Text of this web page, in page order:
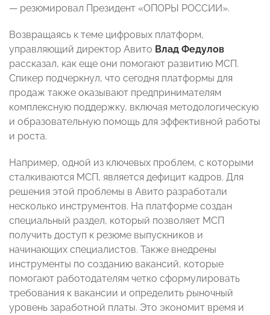
— резюмировал Президент «ОПОРЫ РОССИИ».
Возвращаясь к теме цифровых платформ,
управляющий директор Авито Влад Федулов
рассказал, как еще они помогают развитию МСП.
Спикер подчеркнул, что сегодня платформы для
продаж также оказывают предпринимателям
комплексную поддержку, включая методологическую
и образовательную помощь для эффективной работы
и роста.
Например, одной из ключевых проблем, с которыми
сталкиваются МСП, является дефицит кадров. Для
решения этой проблемы в Авито разработали
несколько инструментов. На платформе создан
специальный раздел, который позволяет МСП
получить доступ к резюме выпускников и
начинающих специалистов. Также внедрены
инструменты по созданию вакансий, которые
помогают работодателям четко сформулировать
требования к вакансии и определить рыночный
уровень заработной платы. Это экономит время и